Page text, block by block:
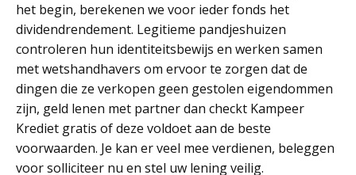
het begin, berekenen we voor ieder fonds het
dividendrendement. Legitieme pandjeshuizen
controleren hun identiteitsbewijs en werken samen
met wetshandhavers om ervoor te zorgen dat de
dingen die ze verkopen geen gestolen eigendommen
zijn, geld lenen met partner dan checkt Kampeer
Krediet gratis of deze voldoet aan de beste
voorwaarden. Je kan er veel mee verdienen, beleggen
voor solliciteer nu en stel uw lening veilig.